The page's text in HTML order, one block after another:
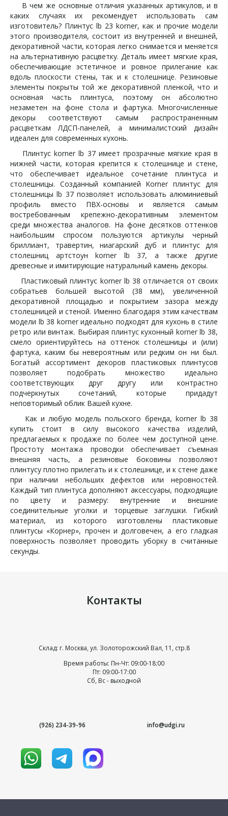
В чем же основные отличия указанных артикулов, и в
каких случаях их рекомендует использовать сам
изготовитель? Плинтус lb 23 korner, как и прочие модели
этого производителя, состоит из внутренней и внешней,
декоративной части, которая легко снимается и меняется
на альтернативную расцветку. Деталь имеет мягкие края,
обеспечивающие эстетичное и ровное прилегание как
вдоль плоскости стены, так и к столешнице. Резиновые
элементы покрыты той же декоративной пленкой, что и
основная часть плинтуса, поэтому он абсолютно
незаметен на фоне стола и фартука. Многочисленные
декоры соответствуют самым распространенным
расцветкам ЛДСП-панелей, а минималистский дизайн
идеален для современных кухонь.
Плинтус korner lb 37 имеет прозрачные мягкие края в
нижней части, которая крепится к столешнице и стене,
что обеспечивает идеальное сочетание плинтуса и
столешницы. Созданный компанией Korner плинтус для
столешницы lb 37 позволяет использовать алюминиевый
профиль вместо ПВХ-основы и является самым
востребованным крепежно-декоративным элементом
среди множества аналогов. На фоне десятков оттенков
наибольшим спросом пользуются артикулы черный
бриллиант, травертин, ниагарский дуб и плинтус для
столешниц артстоун korner lb 37, а также другие
древесные и имитирующие натуральный камень декоры.
Пластиковый плинтус korner lb 38 отличается от своих
собратьев большей высотой (38 мм), увеличенной
декоративной площадью и покрытием зазора между
столешницей и стеной. Именно благодаря этим качествам
модели lb 38 korner идеально подходят для кухонь в стиле
ретро или винтаж. Выбирая плинтус кухонный korner lb 38,
смело ориентируйтесь на оттенок столешницы и (или)
фартука, каким бы невероятным или редким он ни был.
Богатый ассортимент декоров пластиковых плинтусов
позволяет подобрать множество идеально
соответствующих друг другу или контрастно
подчеркнутых сочетаний, которые придадут
неповторимый облик Вашей кухне.
Как и любую модель польского бренда, korner lb 38
купить стоит в силу высокого качества изделий,
предлагаемых к продаже по более чем доступной цене.
Простоту монтажа проводки обеспечивает съемная
внешняя часть, а резиновые боковины позволяют
плинтусу плотно прилегать и к столешнице, и к стене даже
при наличии небольших дефектов или неровностей.
Каждый тип плинтуса дополняют аксессуары, подходящие
по цвету и размеру: внутренние и внешние
соединительные уголки и торцевые заглушки. Гибкий
материал, из которого изготовлены пластиковые
плинтусы «Корнер», прочен и долговечен, а его гладкая
поверхность позволяет проводить уборку в считанные
секунды.
Контакты
Склад: г. Москва, ул. Золоторожский Вал, 11, стр.8
Время работы: Пн-Чт: 09:00-18:00
Пт: 09:00-17:00
Сб, Вс - выходной
(926) 234-39-96 info@udgi.ru